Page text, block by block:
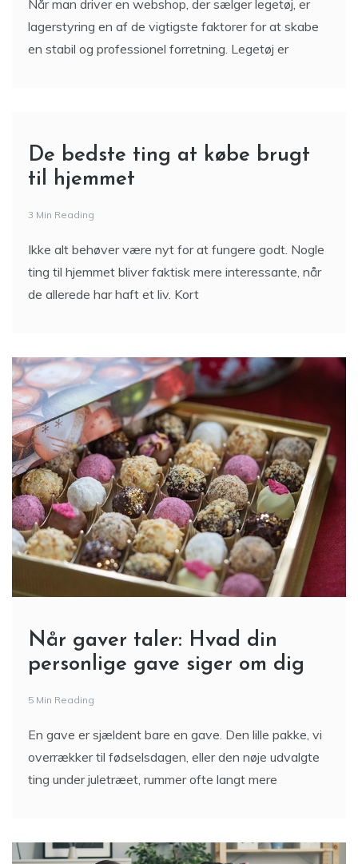
Når man driver en webshop, der sælger legetøj, er
lagerstyring en af de vigtigste faktorer for at skabe
en stabil og professionel forretning. Legetøj er
De bedste ting at købe brugt
til hjemmet
3 Min Reading
Ikke alt behøver være nyt for at fungere godt. Nogle
ting til hjemmet bliver faktisk mere interessante, når
de allerede har haft et liv. Kort
Når gaver taler: Hvad din
personlige gave siger om dig
5 Min Reading
En gave er sjældent bare en gave. Den lille pakke, vi
overrækker til fødselsdagen, eller den nøje udvalgte
ting under juletræet, rummer ofte langt mere